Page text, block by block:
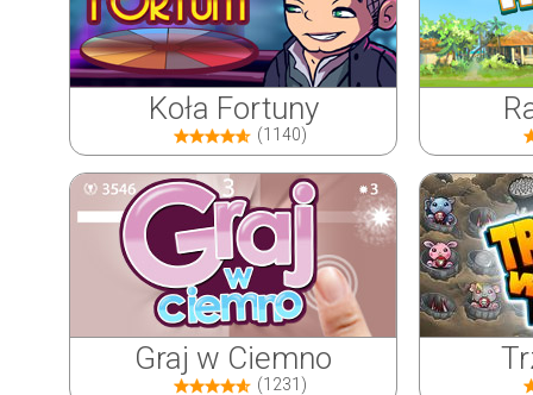
Koła Fortuny
(1140)
Graj w Ciemno
(1231)